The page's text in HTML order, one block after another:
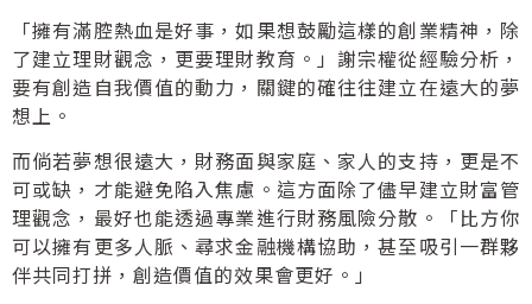
「擁有滿腔熱血是好事，如果想鼓勵這樣的創業精神，除
了建立理財觀念，更要理財教育。」謝宗權從經驗分析，
要有創造自我價值的動力，關鍵的確往往建立在遠大的夢
想上。
而倘若夢想很遠大，財務面與家庭、家人的支持，更是不
可或缺，才能避免陷入焦慮。這方面除了儘早建立財富管
理觀念，最好也能透過專業進行財務風險分散。「比方你
可以擁有更多人脈、尋求金融機構協助，甚至吸引一群夥
伴共同打拼，創造價值的效果會更好。」